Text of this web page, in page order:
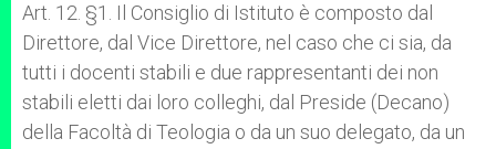
Art. 12. §1. Il Consiglio di Istituto è composto dal
Direttore, dal Vice Direttore, nel caso che ci sia, da
tutti i docenti stabili e due rappresentanti dei non
stabili eletti dai loro colleghi, dal Preside (Decano)
della Facoltà di Teologia o da un suo delegato, da un